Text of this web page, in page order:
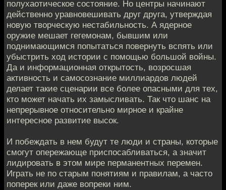
полухаотическое состояние. Но центры начинают
действенно уравновешивать друг друга, утверждая
новую творческую нестабильность. А ядерное
оружие мешает гегемонам, бывшим или
поднимающимся попытаться повернуть вспять или
убыстрить ход истории с помощью большой войны.
Да и информационная открытость, возросшая
активность и самосознание миллиардов людей
делает такие сценарии все более опасными для тех,
кто может начать их замысливать. Так что шанс на
непрерывное относительно мирное и крайне
интересное развитие высок.
И побеждать в нем будут те люди и страны, которые
смогут опережающе приспосабливаться, а значит
лидировать в этом мире перманентных перемен.
Играть не по старым понятиям и правилам, а часто
поперек или даже вопреки ним.